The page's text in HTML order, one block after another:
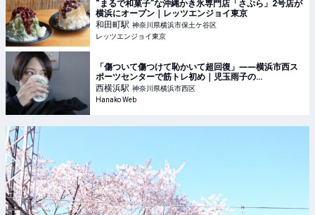
“まるで和菓子”な沖縄かき氷専門店「さぷら」2号店が
横浜にオープン｜レッツエンジョイ東京
和田町駅 神奈川県横浜市保土ケ谷区
レッツエンジョイ東京
「傷ついて傷つけて恥かいて超回復」――横浜市西ス
ポーツセンターで筋トレ初め｜児玉雨子の
KANAGAWA探訪＃18
西横浜駅 神奈川県横浜市西区
Hanako Web